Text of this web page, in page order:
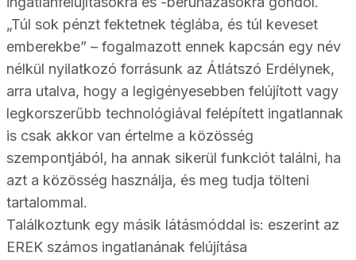
„Túl sok pénzt fektetnek téglába, és túl keveset
emberekbe” – fogalmazott ennek kapcsán egy név
nélkül nyilatkozó forrásunk az Átlátszó Erdélynek,
arra utalva, hogy a legigényesebben felújított vagy
legkorszerűbb technológiával felépített ingatlannak
is csak akkor van értelme a közösség
szempontjából, ha annak sikerül funkciót találni, ha
azt a közösség használja, és meg tudja tölteni
tartalommal.
Találkoztunk egy másik látásmóddal is: eszerint az
EREK számos ingatlanának felújítása